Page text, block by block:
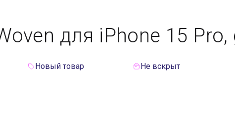
для iPhone 15 Pro,
Новый товар Не вскрыт